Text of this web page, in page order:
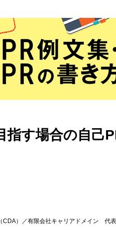
指す場合の自己
CDA）／有限会社キャリアドメイン 代